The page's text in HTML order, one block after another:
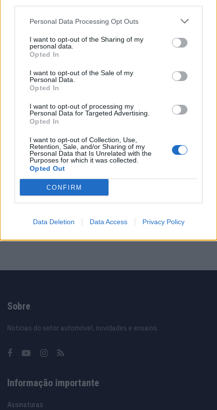
Personal Data Processing Opt Outs
I want to opt-out of the Sharing of my
personal data.
Opted In
I want to opt-out of the Sale of my
Personal Data.
Opted In
I want to opt-out of processing my
Personal Data for Targeted Advertising.
Opted In
I want to opt-out of Collection, Use,
Retention, Sale, and/or Sharing of my
Personal Data that Is Unrelated with the
Purposes for which it was collected.
Opted Out
CONFIRM
Data Deletion Data Access Privacy Policy
1 … 75 76 77
Trending Comments Latest
que todos podem comprar
13/03/2024
Vídeo – Tesla Cybertruck – Nunca vimos
nada assim!
13/05/2024
O Toyota mais português continua à venda
40 anos depois
31/07/2026
Vídeo – Os renovados Skoda Scala e Kamiq
Sobre
Noticias do setor automóvel, novidades e ensaios.
Informação importante
Assinaturas